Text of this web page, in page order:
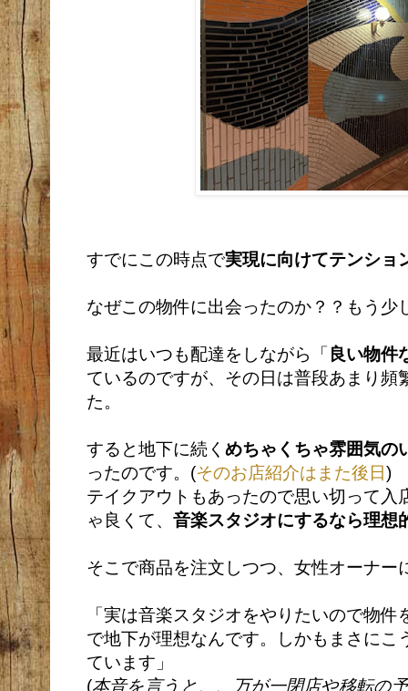
すでにこの時点で実現に向けてテンショ
なぜこの物件に出会ったのか？？もう少
最近はいつも配達をしながら「 良い物件
ているのですが、その日は普段あまり頻
た。
すると地下に続く めちゃくちゃ雰囲気の
ったのです。(そのお店紹介はまた後日)
テイクアウトもあったので思い切って
ゃ良くて、 音楽スタジオにするなら理想
そこで商品を注文しつつ、女性オーナ
「実は音楽スタジオをやりたいので物
で地下が理想なんです。しかもまさに
ています」
(本音を言うと、、万が一閉店や移転の